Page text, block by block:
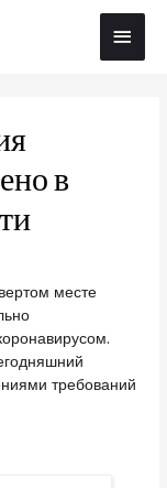
в
месте
требований